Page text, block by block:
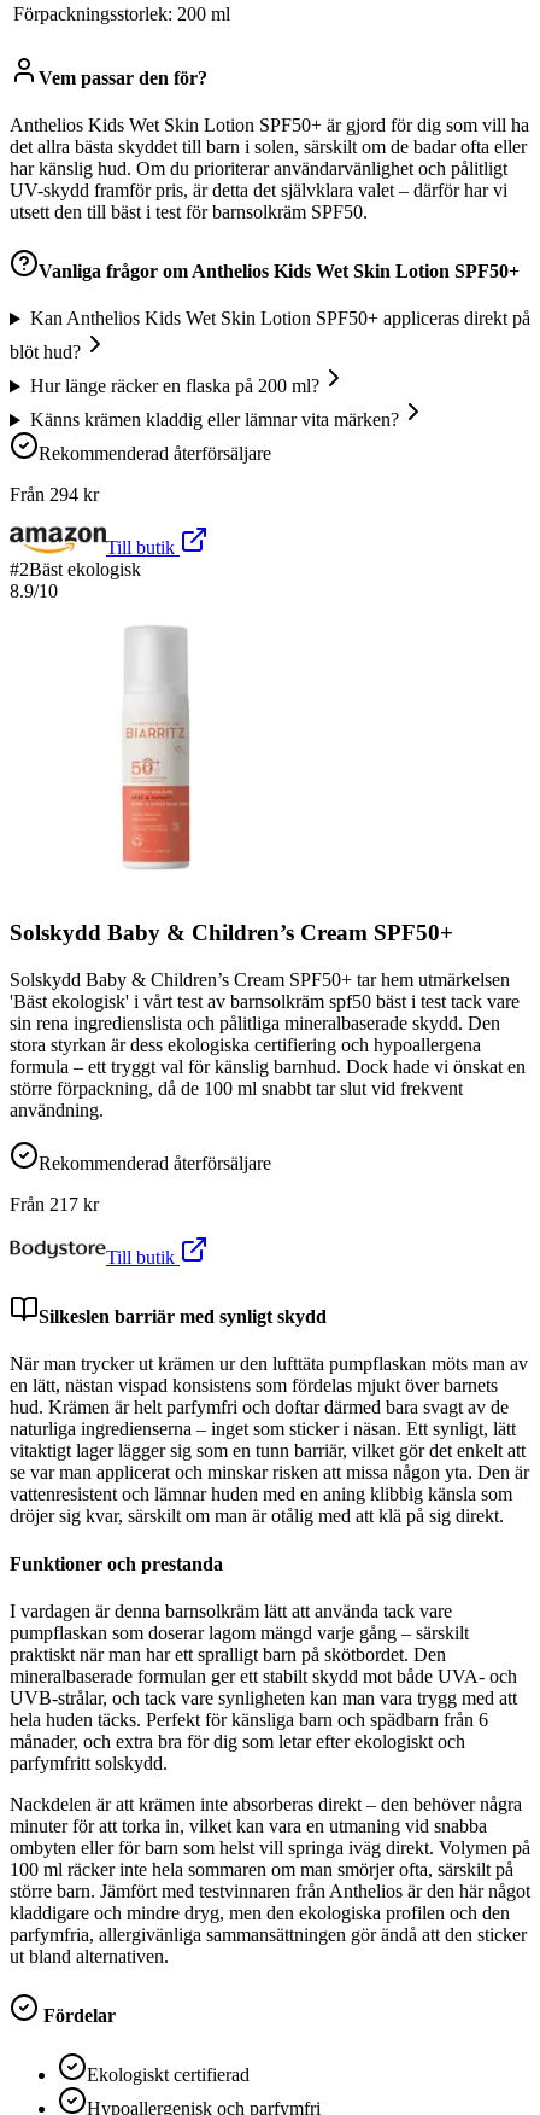
Förpackningsstorlek: 200 ml
Vem passar den för?
Anthelios Kids Wet Skin Lotion SPF50+ är gjord för dig som vill ha
det allra bästa skyddet till barn i solen, särskilt om de badar ofta eller
har känslig hud. Om du prioriterar användarvänlighet och pålitligt
UV-skydd framför pris, är detta det självklara valet – därför har vi
utsett den till bäst i test för barnsolkräm SPF50.
Vanliga frågor om Anthelios Kids Wet Skin Lotion SPF50+
Kan Anthelios Kids Wet Skin Lotion SPF50+ appliceras direkt på
blöt hud?
Hur länge räcker en flaska på 200 ml?
Känns krämen kladdig eller lämnar vita märken?
Rekommenderad återförsäljare
Från 294 kr
Till butik
#2Bäst ekologisk
8.9/10
Solskydd Baby & Children’s Cream SPF50+
Solskydd Baby & Children’s Cream SPF50+ tar hem utmärkelsen
'Bäst ekologisk' i vårt test av barnsolkräm spf50 bäst i test tack vare
sin rena ingredienslista och pålitliga mineralbaserade skydd. Den
stora styrkan är dess ekologiska certifiering och hypoallergena
formula – ett tryggt val för känslig barnhud. Dock hade vi önskat en
större förpackning, då de 100 ml snabbt tar slut vid frekvent
användning.
Rekommenderad återförsäljare
Från 217 kr
Till butik
Silkeslen barriär med synligt skydd
När man trycker ut krämen ur den lufttäta pumpflaskan möts man av
en lätt, nästan vispad konsistens som fördelas mjukt över barnets
hud. Krämen är helt parfymfri och doftar därmed bara svagt av de
naturliga ingredienserna – inget som sticker i näsan. Ett synligt, lätt
vitaktigt lager lägger sig som en tunn barriär, vilket gör det enkelt att
se var man applicerat och minskar risken att missa någon yta. Den är
vattenresistent och lämnar huden med en aning klibbig känsla som
dröjer sig kvar, särskilt om man är otålig med att klä på sig direkt.
Funktioner och prestanda
I vardagen är denna barnsolkräm lätt att använda tack vare
pumpflaskan som doserar lagom mängd varje gång – särskilt
praktiskt när man har ett spralligt barn på skötbordet. Den
mineralbaserade formulan ger ett stabilt skydd mot både UVA- och
UVB-strålar, och tack vare synligheten kan man vara trygg med att
hela huden täcks. Perfekt för känsliga barn och spädbarn från 6
månader, och extra bra för dig som letar efter ekologiskt och
parfymfritt solskydd.
Nackdelen är att krämen inte absorberas direkt – den behöver några
minuter för att torka in, vilket kan vara en utmaning vid snabba
ombyten eller för barn som helst vill springa iväg direkt. Volymen på
100 ml räcker inte hela sommaren om man smörjer ofta, särskilt på
större barn. Jämfört med testvinnaren från Anthelios är den här något
kladdigare och mindre dryg, men den ekologiska profilen och den
parfymfria, allergivänliga sammansättningen gör ändå att den sticker
ut bland alternativen.
Fördelar
Ekologiskt certifierad
Hypoallergenisk och parfymfri